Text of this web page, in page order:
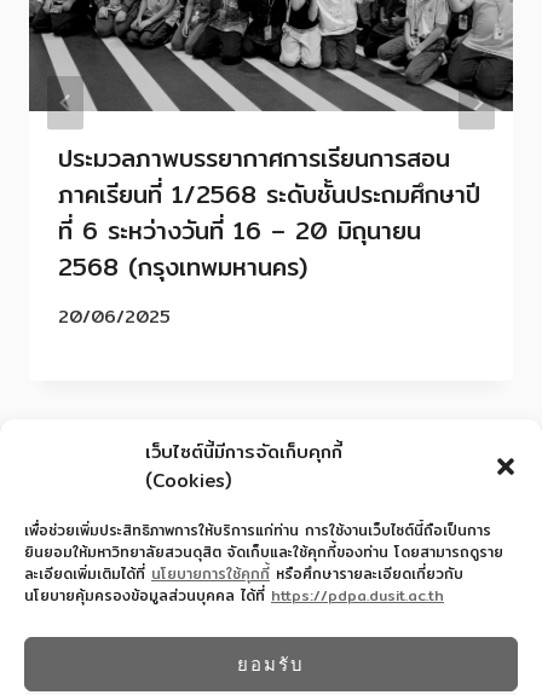
เว็บไซต์นี้มีการจัดเก็บคุกกี้
(Cookies)
เพื่อช่วยเพิ่มประสิทธิภาพการให้บริการแก่ท่าน การใช้งานเว็บไซต์นี้ถือเป็นการ
ยินยอมให้มหาวิทยาลัยสวนดุสิต จัดเก็บและใช้คุกกี้ของท่าน โดยสามารถดูราย
ละเอียดเพิ่มเติมได้ที่ นโยบายการใช้คุกกี้ หรือศึกษารายละเอียดเกี่ยวกับ
นโยบายคุ้มครองข้อมูลส่วนบุคคล ได้ที่ https://pdpa.dusit.ac.th
ยอมรับ
ประมวลภาพบรรยากาศการเรียนการสอน
ภาคเรียนที่ 1/2568 ระดับชั้นประถมศึกษาปี
ที่ 6 ระหว่างวันที่ 16 – 20 มิถุนายน
2568 (กรุงเทพมหานคร)
20/06/2025
022445587
© 2026 โรงเรียนสาธิตละอออุทิศ - WordPress